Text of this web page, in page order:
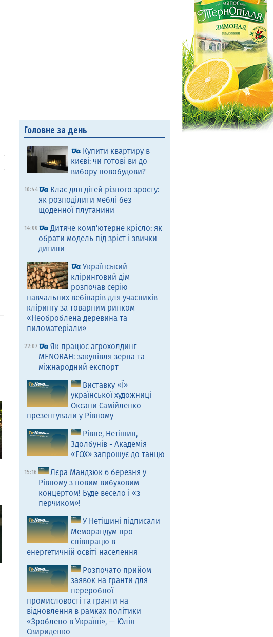
Головне за день
Купити квартиру в
києві: чи готові ви до
вибору новобудови?
10:44
Клас для дітей різного зросту:
як розподілити меблі без
щоденної плутанини
14:00
Дитяче комп’ютерне крісло: як
обрати модель під зріст і звички
дитини
Український
кліринговий дім
розпочав серію
навчальних вебінарів для учасників
клірингу за товарним ринком
«Необроблена деревина та
пиломатеріали»
22:07
Як працює агрохолдинг
MENORAH: закупівля зерна та
міжнародний експорт
Виставку «Ї»
української художниці
Оксани Самійленко
презентували у Рівному
Рівне, Нетішин,
Здолбунів - Академія
«FOX» запрошує до танцю
15:16
Лєра Мандзюк 6 березня у
Рівному з новим вибуховим
концертом! Буде весело і «з
перчиком»!
У Нетішині підписали
Меморандум про
співпрацю в
енергетичній освіті населення
Розпочато прийом
заявок на гранти для
переробної
промисловості та гранти на
відновлення в рамках політики
«Зроблено в Україні», — Юлія
Свириденко